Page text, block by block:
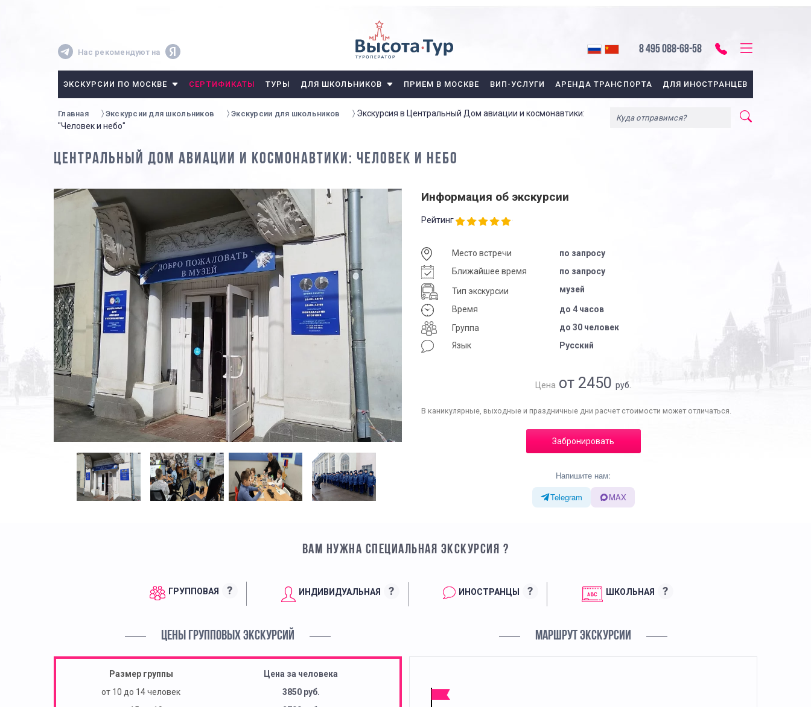
Нас рекомендуют на 8 495 088-68-58
ЭКСКУРСИИ ПО МОСКВЕ СЕРТИФИКАТЫ ТУРЫ ДЛЯ ШКОЛЬНИКОВ ПРИЕМ В МОСКВЕ ВИП-УСЛУГИ АРЕНДА ТРАНСПОРТА ДЛЯ ИНОСТРАНЦЕВ
Главная Экскурсии для школьников Экскурсии для школьников
Экскурсия в Центральный Дом авиации и космонавтики:
"Человек и небо"
ЦЕНТРАЛЬНЫЙ ДОМ АВИАЦИИ И КОСМОНАВТИКИ: ЧЕЛОВЕК И НЕБО
Информация об экскурсии
Рейтинг
Место встречи
по запросу
Ближайшее время
по запросу
Тип экскурсии музей
Время
до 4 часов
Группа
до 30 человек
Язык
Русский
Цена от 2450 руб.
В каникулярные, выходные и праздничные дни расчет стоимости может отличаться.
Забронировать
Напишите нам:
Telegram
MAX
ВАМ НУЖНА СПЕЦИАЛЬНАЯ ЭКСКУРСИЯ ?
ГРУППОВАЯ ? ИНДИВИДУАЛЬНАЯ ? ИНОСТРАНЦЫ ? ШКОЛЬНАЯ ?
ЦЕНЫ ГРУППОВЫХ ЭКСКУРСИЙ
Размер группы
Цена за человека
от 10 до 14 человек
3850 руб.
МАРШРУТ ЭКСКУРСИИ